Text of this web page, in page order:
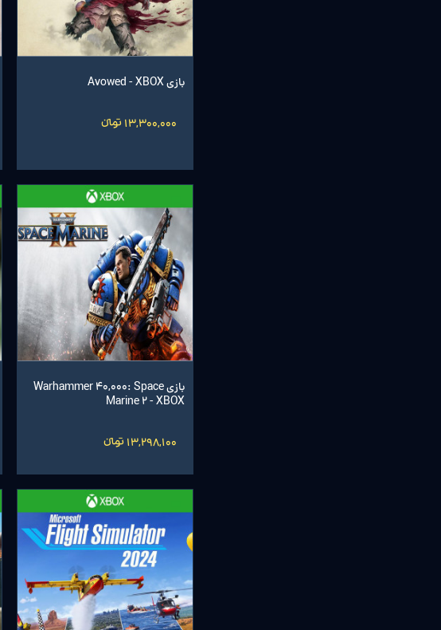
بازی Avowed - XBOX
13,300,000 تومانءءء
بازی Warhammer 40,000: Space
Marine 2 - XBOX
13,298,100 تومانءءء